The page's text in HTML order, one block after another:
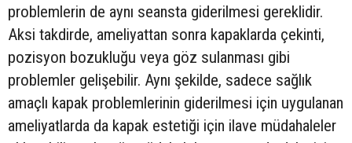
problemlerin de aynı seansta giderilmesi gereklidir.
Aksi takdirde, ameliyattan sonra kapaklarda çekinti,
pozisyon bozukluğu veya göz sulanması gibi
problemler gelişebilir. Aynı şekilde, sadece sağlık
amaçlı kapak problemlerinin giderilmesi için uygulanan
ameliyatlarda da kapak estetiği için ilave müdahaleler